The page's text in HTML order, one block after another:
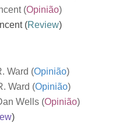
(Opinião)
(Review)
Ward (Opinião)
Ward (Opinião)
Wells (Opinião)
)